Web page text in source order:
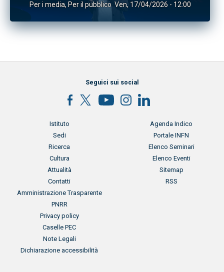
Per i media, Per il pubblico Ven, 17/04/2026 - 12:00
Seguici sui social
Menu footer
Istituto
Sedi
Ricerca
Cultura
Attualità
Contatti
Menu footer 2
Agenda Indico
Portale INFN
Elenco Seminari
Elenco Eventi
Sitemap
RSS
Menu footer 3
Amministrazione Trasparente
PNRR
Privacy policy
Caselle PEC
Note Legali
Dichiarazione accessibilità